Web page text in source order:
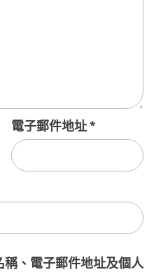
電子郵件地址*
稱、電子郵件地址及個人